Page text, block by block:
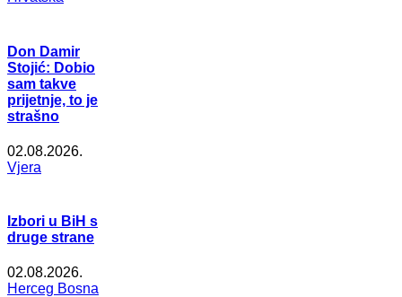
Don Damir
Stojić: Dobio
sam takve
prijetnje, to je
strašno
02.08.2026.
Vjera
Izbori u BiH s
druge strane
02.08.2026.
Herceg Bosna